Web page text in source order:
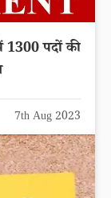
पदों की
7th Aug 2023